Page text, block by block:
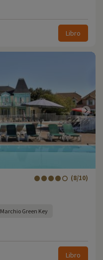
Libro
(8/10)
Marchio Green Key
Libro